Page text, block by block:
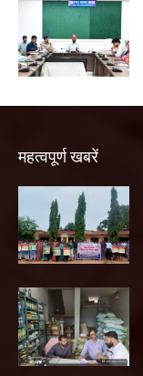
महत्वपूर्ण खबरें